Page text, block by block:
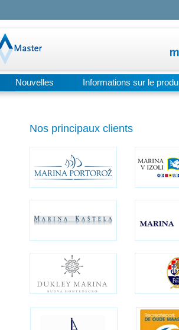
Nouvelles Informations sur le
Nos principaux clients